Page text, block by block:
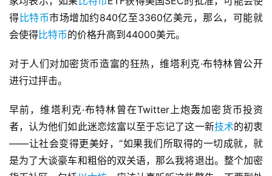
得 比特币市场增加约840亿至3360亿美元，那么，可能就
会使得比特币的价格升高到44000美元。
对于人们对加密货币造富的狂热，维塔利克·布特林曾公开
进行过抨击。
早前，维塔利克·布特林曾在Twitter上炮轰加密货币投资
者，认为他们如此迷恋炫富以至于忘记了这一新技术的初衷
——让社会变得更美好，“如果我们所取得的一切成就，就
是为了大谈豪车和粗俗的双关语，那么我将退出。整个加密